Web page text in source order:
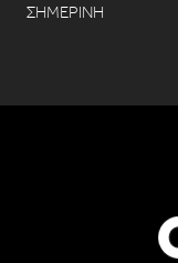
ΣΗΜΕΡΙΝΗ